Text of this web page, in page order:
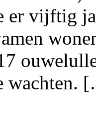
vijftig
wachten.